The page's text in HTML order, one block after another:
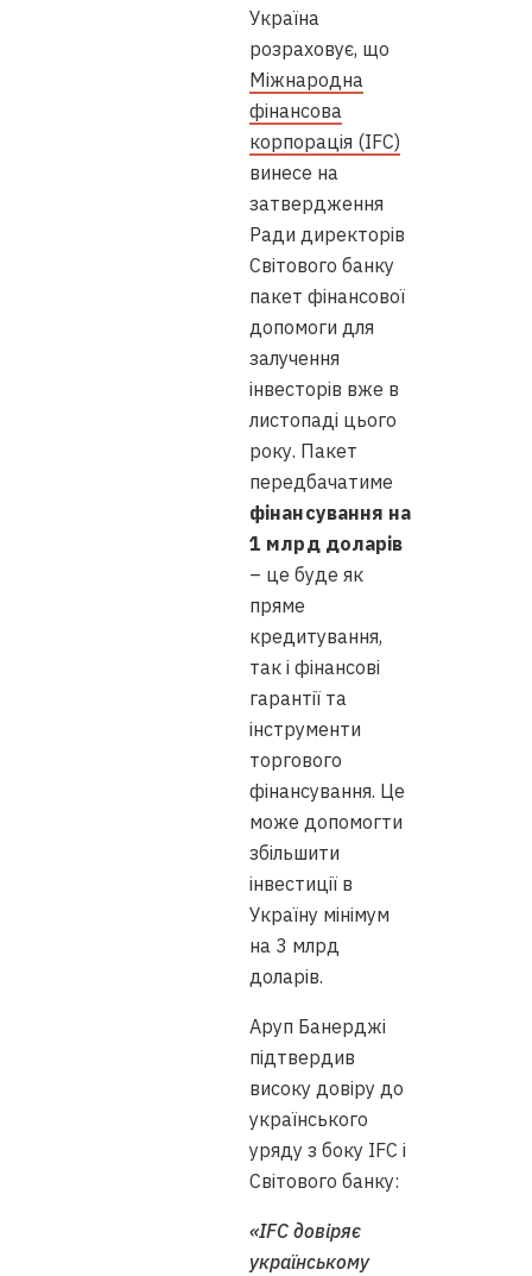
Україна
розраховує, що
Міжнародна
фінансова
корпорація (IFC)
винесе на
затвердження
Ради директорів
Світового банку
пакет фінансової
допомоги для
залучення
інвесторів вже в
листопаді цього
року. Пакет
передбачатиме
фінансування на
1 млрд доларів
– це буде як
пряме
кредитування,
так і фінансові
гарантії та
інструменти
торгового
фінансування. Це
може допомогти
збільшити
інвестиції в
Україну мінімум
на 3 млрд
доларів.
Аруп Банерджі
підтвердив
високу довіру до
українського
уряду з боку IFC і
Світового банку:
«IFC довіряє
українському